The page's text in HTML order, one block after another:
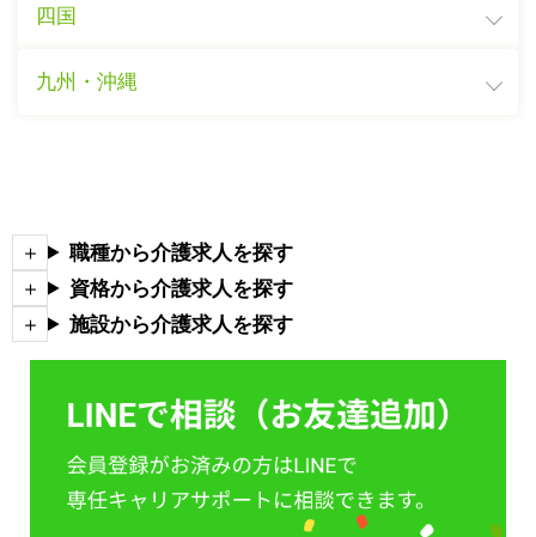
四国
九州・沖縄
職種から介護求人を探す
資格から介護求人を探す
施設から介護求人を探す